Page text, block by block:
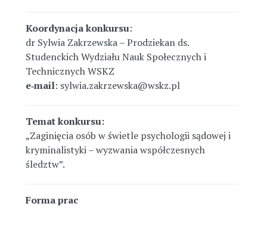
Koordynacja konkursu:
dr Sylwia Zakrzewska – Prodziekan ds.
Studenckich Wydziału Nauk Społecznych i
Technicznych WSKZ
e‑mail: sylwia.zakrzewska@wskz.pl
Temat konkursu:
„Zaginięcia osób w świetle psychologii sądowej i
kryminalistyki – wyzwania współczesnych
śledztw”.
Forma prac